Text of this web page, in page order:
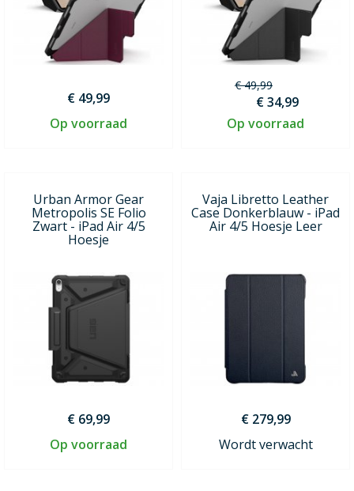
€ 49,99
Op voorraad
€ 49,99
€ 34,99
Op voorraad
Urban Armor Gear
Metropolis SE Folio
Zwart - iPad Air 4/5
Hoesje
€ 69,99
Op voorraad
Vaja Libretto Leather
Case Donkerblauw - iPad
Air 4/5 Hoesje Leer
€ 279,99
Wordt verwacht